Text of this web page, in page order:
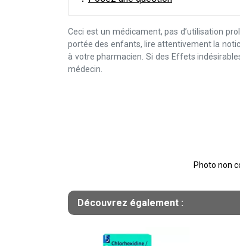
Ceci est un médicament, pas d’utilisation
portée des enfants, lire attentivement la
à votre pharmacien. Si des Effets
médecin.
Photo non
Découvrez également :